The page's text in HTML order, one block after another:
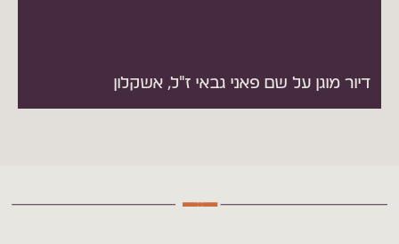
דיור מוגן על שם פאני גבאי ז"ל, אשקלון